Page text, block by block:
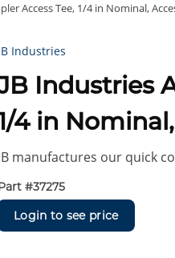
Access Tee, 1/4 in Nominal,
Industries
Industries
4 in
manufactures our quick
#37275
Login to see price